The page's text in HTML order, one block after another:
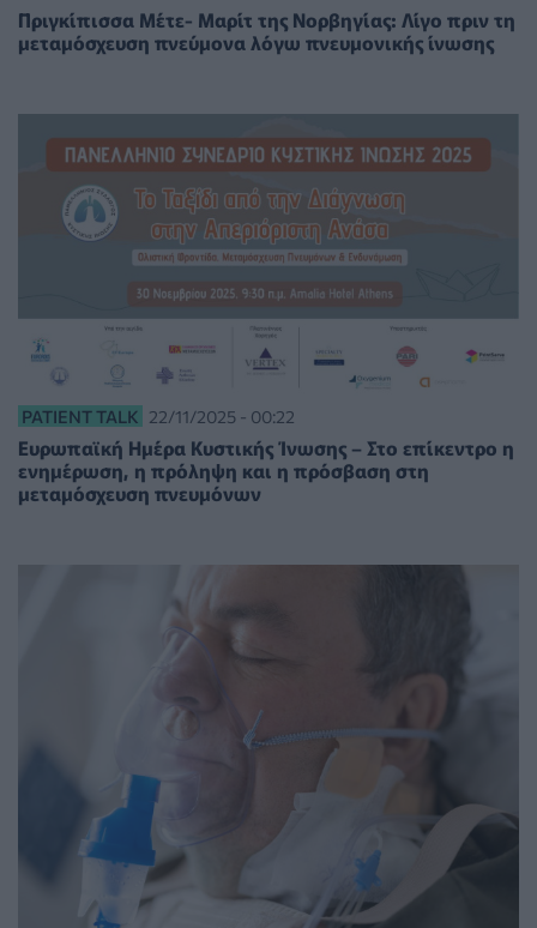
Πριγκίπισσα Μέτε- Μαρίτ της Νορβηγίας: Λίγο πριν τη
μεταμόσχευση πνεύμονα λόγω πνευμονικής ίνωσης
PATIENT TALK 22/11/2025 - 00:22
Ευρωπαϊκή Ημέρα Κυστικής Ίνωσης – Στο επίκεντρο η
ενημέρωση, η πρόληψη και η πρόσβαση στη
μεταμόσχευση πνευμόνων